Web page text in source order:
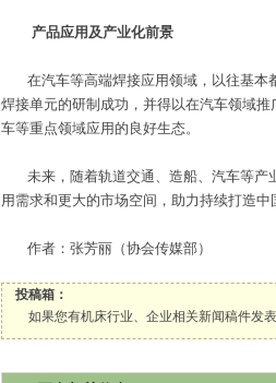
产品应用及产业化前景
在汽车等高端焊接应用领域，以往基本
焊接单元的研制成功，并得以在汽车领域
车等重点领域应用的良好生态。
未来，随着轨道交通、造船、汽车等产
用需求和更大的市场空间，助力持续打造
作者：张芳丽（协会传媒部）
投稿箱：
如果您有机床行业、企业相关新闻稿件发表